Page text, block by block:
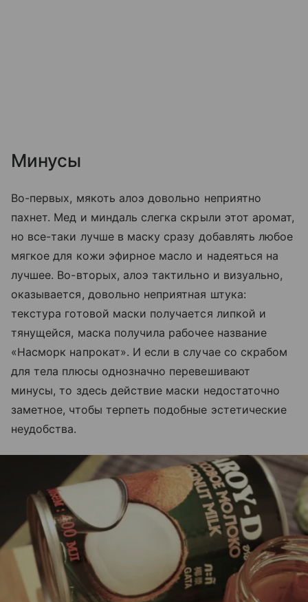
Минусы
Во-первых, мякоть алоэ довольно неприятно
пахнет. Мед и миндаль слегка скрыли этот аромат,
но все-таки лучше в маску сразу добавлять любое
мягкое для кожи эфирное масло и надеяться на
лучшее. Во-вторых, алоэ тактильно и визуально,
оказывается, довольно неприятная штука:
текстура готовой маски получается липкой и
тянущейся, маска получила рабочее название
«Насморк напрокат». И если в случае со скрабом
для тела плюсы однозначно перевешивают
минусы, то здесь действие маски недостаточно
заметное, чтобы терпеть подобные эстетические
неудобства.